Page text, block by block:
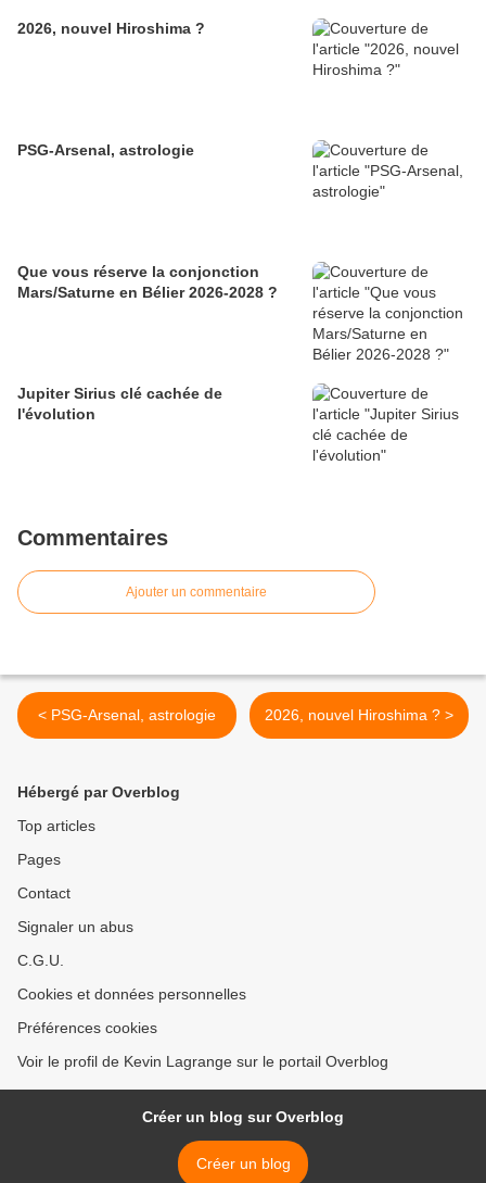
2026, nouvel Hiroshima ?
PSG-Arsenal, astrologie
Que vous réserve la conjonction
Mars/Saturne en Bélier 2026-2028 ?
Jupiter Sirius clé cachée de
l'évolution
Commentaires
Ajouter un commentaire
< PSG-Arsenal, astrologie 2026, nouvel Hiroshima ? >
Hébergé par Overblog
Top articles
Pages
Contact
Signaler un abus
C.G.U.
Cookies et données personnelles
Préférences cookies
Voir le profil de Kevin Lagrange sur le portail Overblog
Créer un blog sur Overblog
Créer un blog